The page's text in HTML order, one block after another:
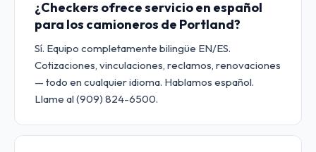
¿Checkers ofrece servicio en español
para los camioneros de Portland?
Sí. Equipo completamente bilingüe EN/ES.
Cotizaciones, vinculaciones, reclamos, renovaciones
— todo en cualquier idioma. Hablamos español.
Llame al (909) 824-6500.